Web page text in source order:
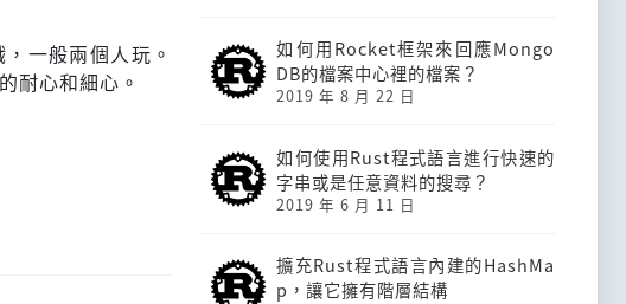
一般兩個人玩。
耐心和細心。
如何用Rocket框架來回應Mongo
DB的檔案中心裡的檔案？
2019 年 8 月 22 日
如何使用Rust程式語言進行快速的
字串或是任意資料的搜尋？
2019 年 6 月 11 日
擴充Rust程式語言內建的HashMa
p，讓它擁有階層結構